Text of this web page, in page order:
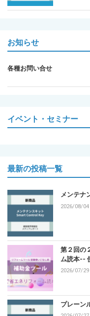
お知らせ
各種お問い合せ
イベント・セミナー
最新の投稿一覧
メンテナ
2026/08/04
第２回の
ム読本--
2026/07/29
プレーン